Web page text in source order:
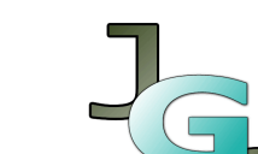
contenido